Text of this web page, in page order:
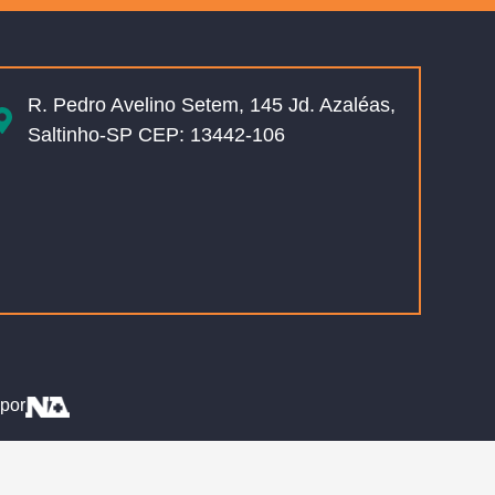
R. Pedro Avelino Setem, 145 Jd. Azaléas,
Saltinho-SP CEP: 13442-106